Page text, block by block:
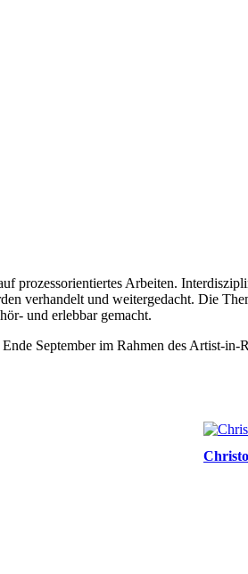
prozessorientiertes Arbeiten.
verhandelt und weitergedacht. Die
und erlebbar gemacht.
September im Rahmen des Artist-in-